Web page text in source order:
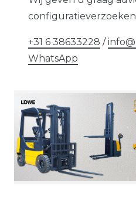
+31 6 38633228 /
WhatsApp